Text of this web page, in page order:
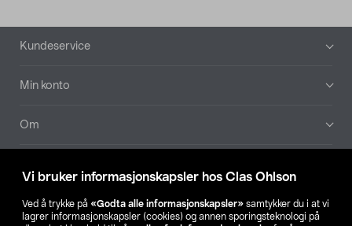
Vi bruker informasjonskapsler hos Clas Ohlson
Ved å trykke på «Godta alle informasjonskapsler» samtykker du i at vi
lagrer informasjonskapsler (cookies) og annen sporingsteknologi på
Bunntekst
Kundeservice
Min konto
Om
Våre selskaper